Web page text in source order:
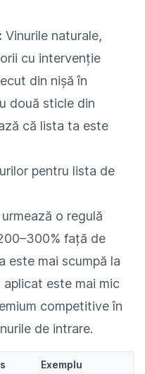
Vinurile naturale,
cu intervenție
din nișă în
două sticle din
că lista ta este
pentru lista de
o regulă
față de
este mai scumpă la
este mai mic
competitive în
de intrare.
Exemplu